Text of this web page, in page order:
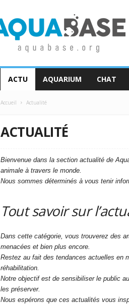
ACTU AQUARIUM CHAT
Accueil Actualité
ACTUALITÉ
Bienvenue dans la section actualité de
animale à travers le monde.
Nous sommes déterminés à vous tenir
Tout savoir sur
Dans cette catégorie, vous trouverez des
menacées et bien plus encore.
Restez au fait des tendances actuelles en
réhabilitation.
Notre objectif est de sensibiliser le public
les préserver.
Nous espérons que ces actualités vous